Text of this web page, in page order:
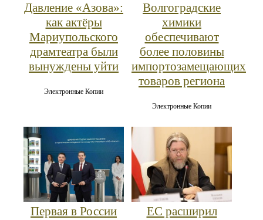
Давление «Азова»:
как актёры
Мариупольского
драмтеатра были
вынуждены уйти
Электронные Копии
Волгоградские
химики
обеспечивают
более половины
импортозамещающих
товаров региона
Электронные Копии
Первая в России
ЕС расширил